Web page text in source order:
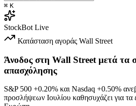
⌘ K
StockBot Live
Κατάσταση αγοράς Wall Street
Άνοδος στη Wall Street μετά τα
απασχόλησης
S&P 500 +0.20% και Nasdaq +0.50%
προσλήψεων Ιουλίου καθησυχάζει για τα